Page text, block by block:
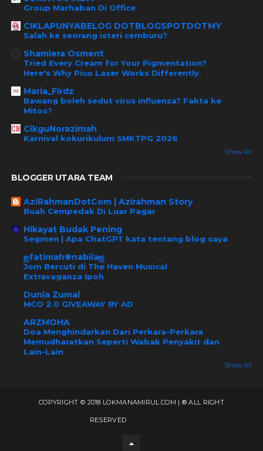
Group Marhaban Di Office
CIKLAPUNYABELOG DOTBLOGSPOTDOTMY
Salah ke seorang isteri cemburu?
Shamiera Osment
Tried Every Cream for Your Pigmentation?
Here's Why Pico Laser Works Differently.
Maria_Firdz
Bawang boleh sedut virus influenza? Fakta ke
Mitos?
CikguNorazimah
Karnival kokurikulum SMKTPG 2026
Show All
BLOGGER UTARA TEAM
AziRahmanDotCom | Azirahman Story
Buah Cempedak Di Luar Pagar
Hikayat Budak Pening
Segmen | Apa ChatGPT kata tentang blog saya
ஐfatimah❀nabilaஐ
Jom Bercuti di The Haven Musical
Extravaganza Ipoh
Dunia Zumal
MCO 2.0 GIVEAWAY BY AD
ARZMOHA
Doa Menghindarkan Dari Perkara-Perkara
Memudharatkan Seperti Wabak Penyakit dan
Lain-Lain
Show All
COPYRIGHT © 2018 LOKMANAMIRUL.COM | ® ALL RIGHT
RESERVED